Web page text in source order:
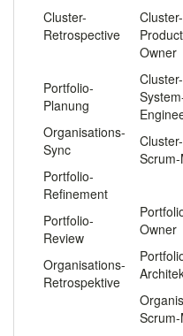
Cluster-
Retrospective
Portfolio-
Planung
Organisations-
Sync
Portfolio-
Refinement
Portfolio-
Review
Organisations-
Retrospektive
Cluster-
Owner
Cluster-
Cluster-
Owner